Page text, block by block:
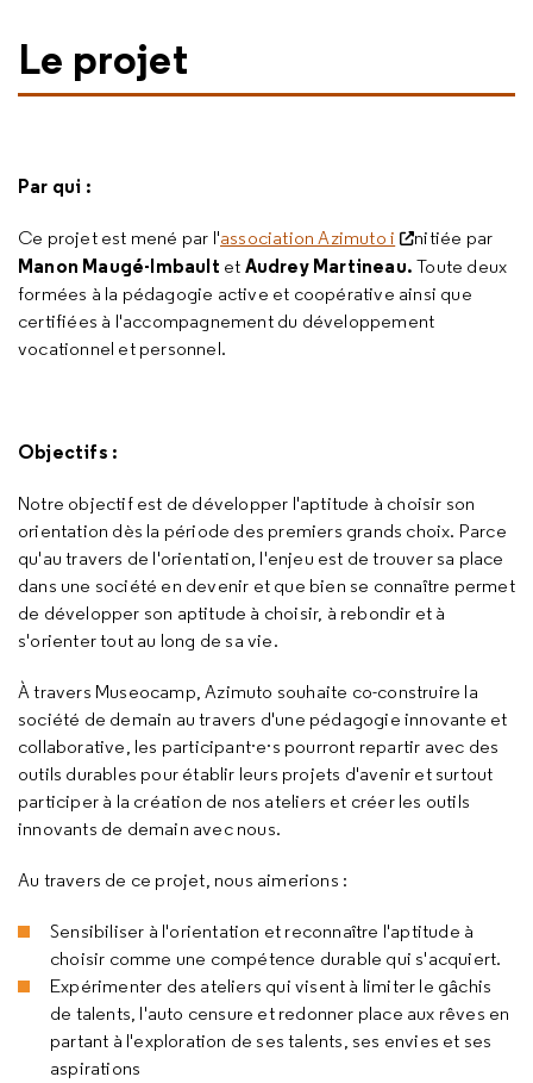
Le projet
Par qui :
Ce projet est mené par l'association Azimuto i nitiée par
Manon Maugé-Imbault et Audrey Martineau. Toute deux
formées à la pédagogie active et coopérative ainsi que
certifiées à l'accompagnement du développement
vocationnel et personnel.
Objectifs :
Notre objectif est de développer l'aptitude à choisir son
orientation dès la période des premiers grands choix. Parce
qu'au travers de l'orientation, l'enjeu est de trouver sa place
dans une société en devenir et que bien se connaître permet
de développer son aptitude à choisir, à rebondir et à
s'orienter tout au long de sa vie.
À travers Museocamp, Azimuto souhaite co-construire la
société de demain au travers d'une pédagogie innovante et
collaborative, les participant·e·s pourront repartir avec des
outils durables pour établir leurs projets d'avenir et surtout
participer à la création de nos ateliers et créer les outils
innovants de demain avec nous.
Au travers de ce projet, nous aimerions :
Sensibiliser à l'orientation et reconnaître l'aptitude à
choisir comme une compétence durable qui s'acquiert.
Expérimenter des ateliers qui visent à limiter le gâchis
de talents, l'auto censure et redonner place aux rêves en
partant à l'exploration de ses talents, ses envies et ses
aspirations